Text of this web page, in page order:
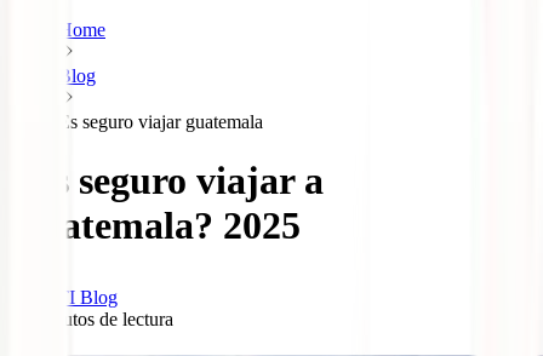
Home
Blog
Es seguro viajar guatemala
¿Es seguro viajar a
Guatemala? 2025
IATI Blog
minutos de lectura